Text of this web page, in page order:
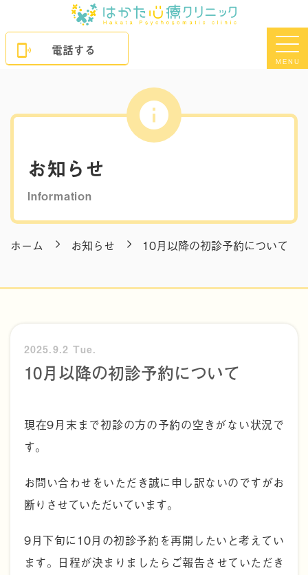
電話する
MENU
お知らせ
Information
ホーム お知らせ 10月以降の初診予約について
2025.9.2 Tue.
10月以降の初診予約について
現在9月末まで初診の方の予約の空きがない状況で
す。
お問い合わせをいただき誠に申し訳ないのですがお
断りさせていただいています。
9月下旬に10月の初診予約を再開したいと考えてい
ます。日程が決まりましたらご報告させていただき